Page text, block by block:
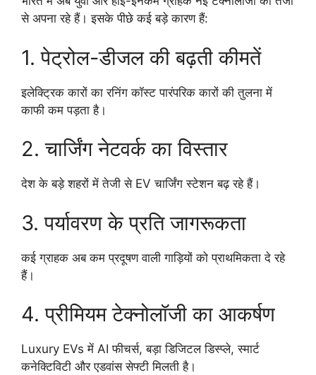
से अपना रहे हैं। इसके पीछे कई बड़े कारण हैं:
1. पेट्रोल-डीजल की बढ़ती कीमतें
इलेक्ट्रिक कारों का रनिंग कॉस्ट पारंपरिक कारों की तुलना में
काफी कम पड़ता है।
2. चार्जिंग नेटवर्क का विस्तार
देश के बड़े शहरों में तेजी से EV चार्जिंग स्टेशन बढ़ रहे हैं।
3. पर्यावरण के प्रति जागरूकता
कई ग्राहक अब कम प्रदूषण वाली गाड़ियों को प्राथमिकता दे रहे
हैं।
4. प्रीमियम टेक्नोलॉजी का आकर्षण
Luxury EVs में AI फीचर्स, बड़ा डिजिटल डिस्प्ले, स्मार्ट
कनेक्टिविटी और एडवांस सेफ्टी मिलती है।